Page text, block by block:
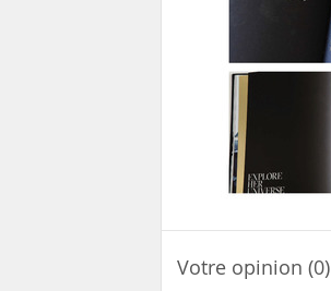
Votre opinion (0)